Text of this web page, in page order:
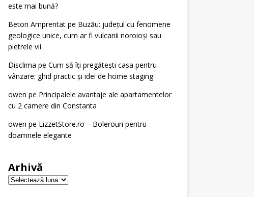
este mai bună?
Beton Amprentatpe Buzău: județul cu fenomene
geologice unice, cum ar fi vulcanii noroioși sau
pietrele vii
Disclima pe Cum să îți pregătești casa pentru
vânzare: ghid practic și idei de home staging
owen pe Principalele avantaje ale apartamentelor
cu 2 camere din Constanta
owen pe LizzetStore.ro – Bolerouri pentru
doamnele elegante
Arhivă